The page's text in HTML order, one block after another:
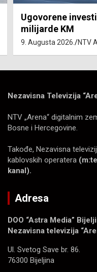
Ugovorene
milijarde KM
9. Augusta 2026. NTV
Nezavisna Televizija
NTV „Arena“ digitalnim
Bosne i Hercegovine.
Takođe, Nezavisna
kablovskih operatera
kanal).
Adresa
DOO “Astra Media”
Nezavisna televizija
Ul. Svetog Save br. 86.
76300 Bijeljina